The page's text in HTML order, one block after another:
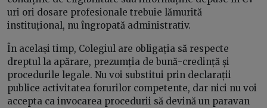
uri ori dosare profesionale trebuie lămurită
instituțional, nu îngropată administrativ.
În același timp, Colegiul are obligația să respecte
dreptul la apărare, prezumția de bună-credință și
procedurile legale. Nu voi substitui prin declarații
publice activitatea forurilor competente, dar nici nu voi
accepta ca invocarea procedurii să devină un paravan